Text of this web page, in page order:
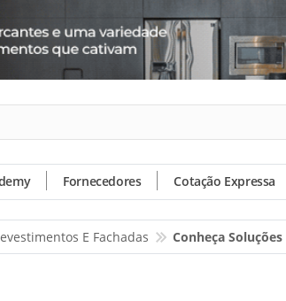
Fornecedores Cotação Expressa
E Fachadas Conheça